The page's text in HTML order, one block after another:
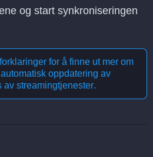
og start synkroniseringen
for å finne ut mer om
oppdatering av
av streamingtjenester.